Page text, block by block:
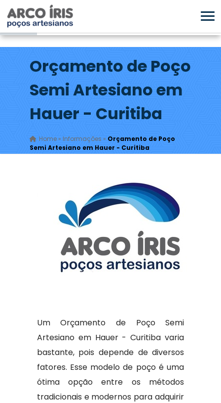
Orçamento de Poço
Semi Artesiano em
Hauer - Curitiba
Home» Informações » Orçamento de Poço
Semi Artesiano em Hauer - Curitiba
Um Orçamento de Poço Semi
Artesiano em Hauer - Curitiba varia
bastante, pois depende de diversos
fatores. Esse modelo de poço é uma
ótima opção entre os métodos
tradicionais e modernos para adquirir